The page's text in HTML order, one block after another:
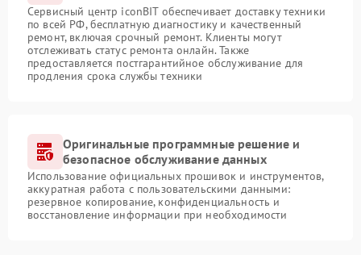
Сервисный центр iconBIT обеспечивает доставку техники
по всей РФ, бесплатную диагностику и качественный
ремонт, включая срочный ремонт. Клиенты могут
отслеживать статус ремонта онлайн. Также
предоставляется постгарантийное обслуживание для
продления срока службы техники
Оригинальные программные решение и
безопасное обслуживание данных
Использование официальных прошивок и инструментов,
аккуратная работа с пользовательскими данными:
резервное копирование, конфиденциальность и
восстановление информации при необходимости